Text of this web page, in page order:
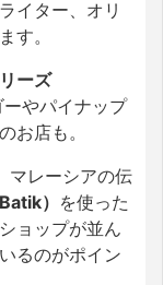
イター、オリ
す。
リーズ
やパイナップ
お店も。
マレーシアの伝
） を使った
ョップが並ん
るのがポイン